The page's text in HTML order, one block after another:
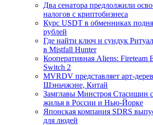
Два сенатора предлолжили
налогов с криптобизнеса
Курс USDT в обменниках
рублей
Где найти ключ и сундук
в Mistfall Hunter
Кооперативная Aliens: Fireteam
Switch 2
MVRDV представляет арт-
Шэньчжэне, Китай
Замглавы Минстроя Стасишин
жилья в России и Нью-Йорке
Японская компания SDRS
для людей